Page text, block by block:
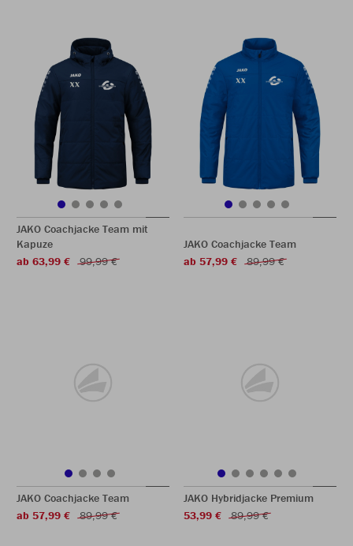
JAKO Coachjacke Team mit
Kapuze
ab 63,99 €
99,99 €
JAKO Coachjacke Team
ab 57,99 €
89,99 €
JAKO Coachjacke Team
ab 57,99 €
89,99 €
JAKO Hybridjacke Premium
53,99 €
89,99 €